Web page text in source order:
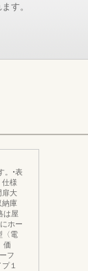
す。
。•表
様
扉大
納庫
は屋
ホー
〈電
価
フ
１